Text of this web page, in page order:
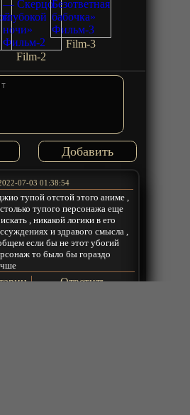
Film-2
Film-3
07-03 01:38:54
тупой отстой этого аниме ,
тупого персонажа еще
, никакой логики в его
и здравого смысла ,
если бы не этот убогий
то было бы гораздо
Ответить